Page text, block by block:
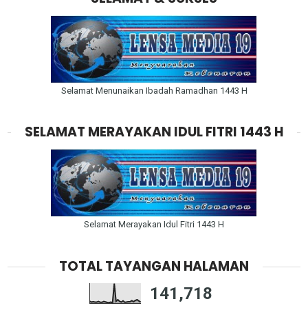
Selamat Menunaikan Ibadah Ramadhan 1443 H
SELAMAT MERAYAKAN IDUL FITRI 1443 H
Selamat Merayakan Idul Fitri 1443 H
TOTAL TAYANGAN HALAMAN
141,718